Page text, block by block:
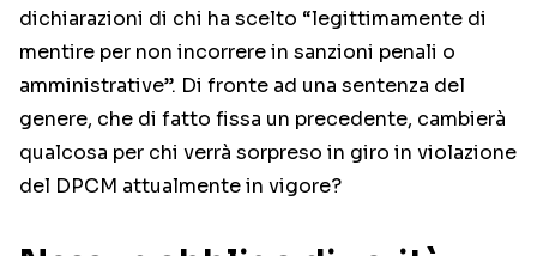
dichiarazioni di chi ha scelto “legittimamente di
mentire per non incorrere in sanzioni penali o
amministrative”. Di fronte ad una sentenza del
genere, che di fatto fissa un precedente, cambierà
qualcosa per chi verrà sorpreso in giro in violazione
del DPCM attualmente in vigore?